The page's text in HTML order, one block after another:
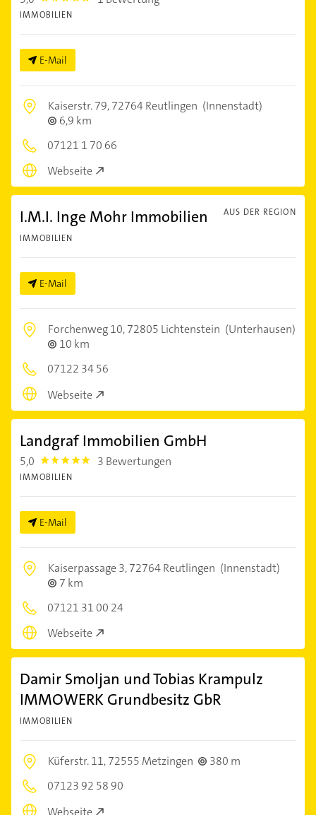
IMMOBILIEN
E-Mail
Kaiserstr. 79,72764 Reutlingen (Innenstadt)
6,9 km
07121 1 70 66
Webseite
AUS DER REGION
I.M.I. Inge Mohr Immobilien
IMMOBILIEN
E-Mail
Forchenweg 10,72805 Lichtenstein (Unterhausen)
10 km
07122 34 56
Webseite
Landgraf Immobilien GmbH
5,0 5.0 3 Bewertungen
IMMOBILIEN
E-Mail
Kaiserpassage 3,72764 Reutlingen (Innenstadt)
7 km
07121 31 00 24
Webseite
Damir Smoljan und Tobias Krampulz
IMMOWERK Grundbesitz GbR
IMMOBILIEN
Küferstr. 11,72555 Metzingen
380 m
07123 92 58 90
Webseite